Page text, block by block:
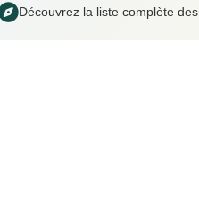
Découvrez la liste complète des